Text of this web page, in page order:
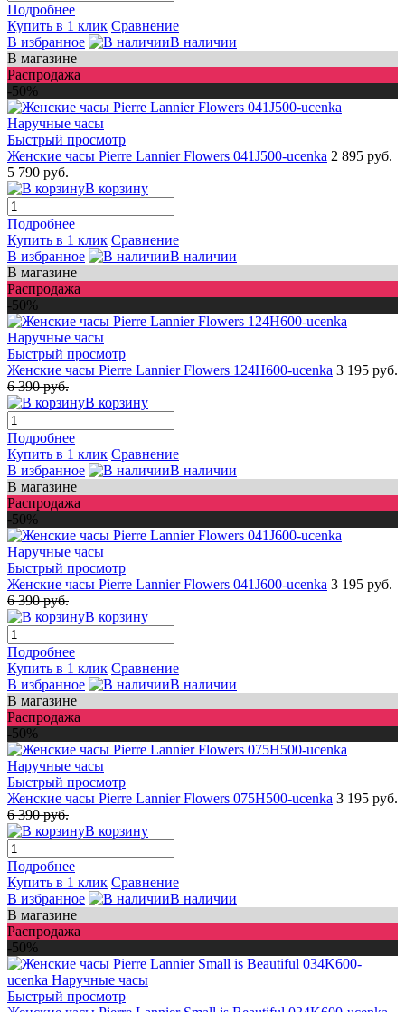
Подробнее
Купить в 1 клик Сравнение
В избранное
В наличии
В магазине
Распродажа
-50%
Быстрый просмотр
Женские часы Pierre Lannier Flowers 041J500-ucenka 2 895 руб.
5 790 руб.
В корзину
Подробнее
Купить в 1 клик Сравнение
В избранное
В наличии
В магазине
Распродажа
-50%
Быстрый просмотр
Женские часы Pierre Lannier Flowers 124H600-ucenka 3 195 руб.
6 390 руб.
В корзину
Подробнее
Купить в 1 клик Сравнение
В избранное
В наличии
В магазине
Распродажа
-50%
Быстрый просмотр
Женские часы Pierre Lannier Flowers 041J600-ucenka 3 195 руб.
6 390 руб.
В корзину
Подробнее
Купить в 1 клик Сравнение
В избранное
В наличии
В магазине
Распродажа
-50%
Быстрый просмотр
Женские часы Pierre Lannier Flowers 075H500-ucenka 3 195 руб.
6 390 руб.
В корзину
Подробнее
Купить в 1 клик Сравнение
В избранное
В наличии
В магазине
Распродажа
-50%
Быстрый просмотр